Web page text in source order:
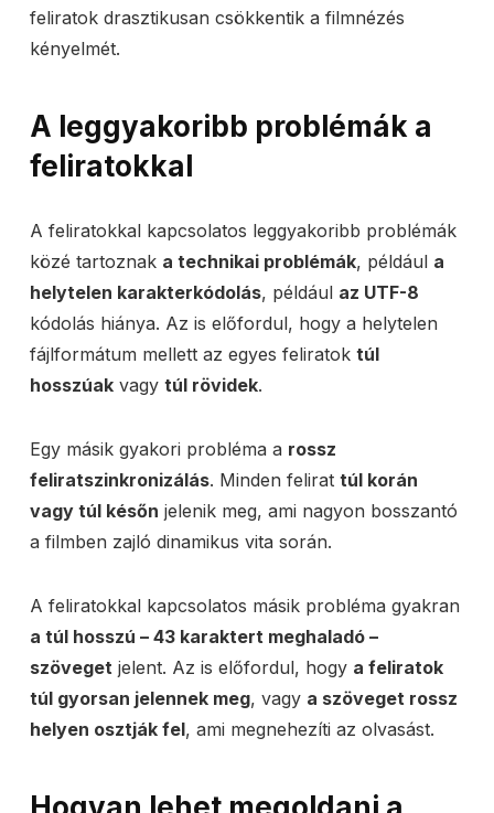
feliratok drasztikusan csökkentik a filmnézés
kényelmét.
A leggyakoribb problémák a
feliratokkal
A feliratokkal kapcsolatos leggyakoribb problémák
közé tartoznak a technikai problémák, például a
helytelen karakterkódolás, például az UTF-8
kódolás hiánya. Az is előfordul, hogy a helytelen
fájlformátum mellett az egyes feliratok túl
hosszúak vagy túl rövidek.
Egy másik gyakori probléma a rossz
feliratszinkronizálás. Minden felirat túl korán
vagy túl későn jelenik meg, ami nagyon bosszantó
a filmben zajló dinamikus vita során.
A feliratokkal kapcsolatos másik probléma gyakran
a túl hosszú – 43 karaktert meghaladó –
szöveget jelent. Az is előfordul, hogy a feliratok
túl gyorsan jelennek meg, vagy a szöveget rossz
helyen osztják fel, ami megnehezíti az olvasást.